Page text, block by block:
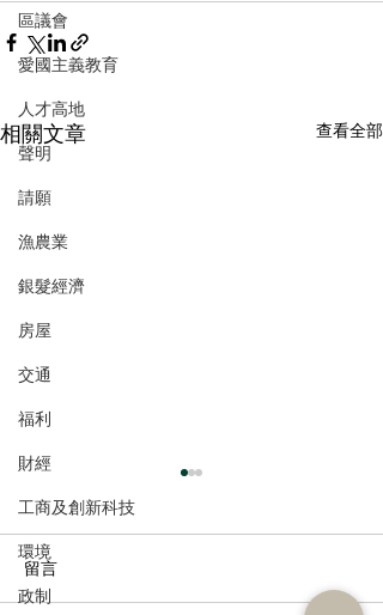
區議會
愛國主義教育
人才高地
聲明
請願
漁農業
銀髮經濟
房屋
交通
福利
財經
工商及創新科技
環境
政制
相關文章 查看全部
留言